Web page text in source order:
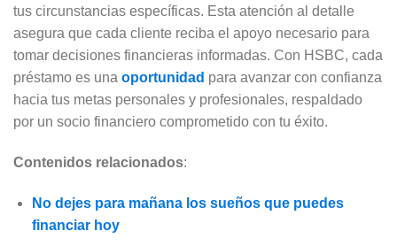
tus circunstancias específicas. Esta atención al detalle
asegura que cada cliente reciba el apoyo necesario para
tomar decisiones financieras informadas. Con HSBC, cada
préstamo es una oportunidad para avanzar con confianza
hacia tus metas personales y profesionales, respaldado
por un socio financiero comprometido con tu éxito.
Contenidos relacionados:
No dejes para mañana los sueños que puedes
financiar hoy